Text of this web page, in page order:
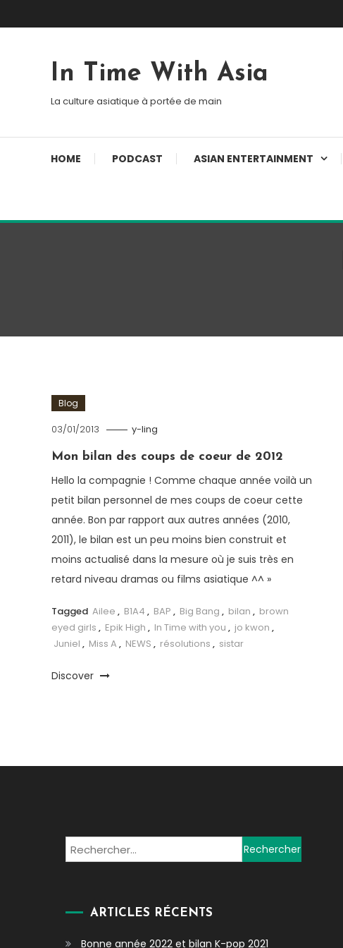
In Time With Asia
La culture asiatique à portée de main
HOME PODCAST ASIAN ENTERTAINMENT
Blog
03/01/2013 y-ling
Mon bilan des coups de coeur de 2012
Hello la compagnie ! Comme chaque année voilà un
petit bilan personnel de mes coups de coeur cette
année. Bon par rapport aux autres années (2010,
2011), le bilan est un peu moins bien construit et
moins actualisé dans la mesure où je suis très en
retard niveau dramas ou films asiatique ^^ »
Tagged Ailee , B1A4 , BAP , Big Bang , bilan , brown
eyed girls , Epik High , In Time with you , jo kwon ,
Juniel , Miss A , NEWS , résolutions , sistar
Discover
Rechercher :
ARTICLES RÉCENTS
Bonne année 2022 et bilan K-pop 2021